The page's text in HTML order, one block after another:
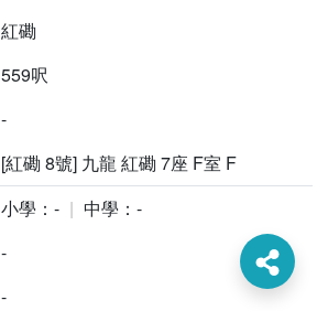
紅磡
559呎
-
[紅磡 8號] 九龍 紅磡 7座 F室 F
小學：-
中學：-
-
-